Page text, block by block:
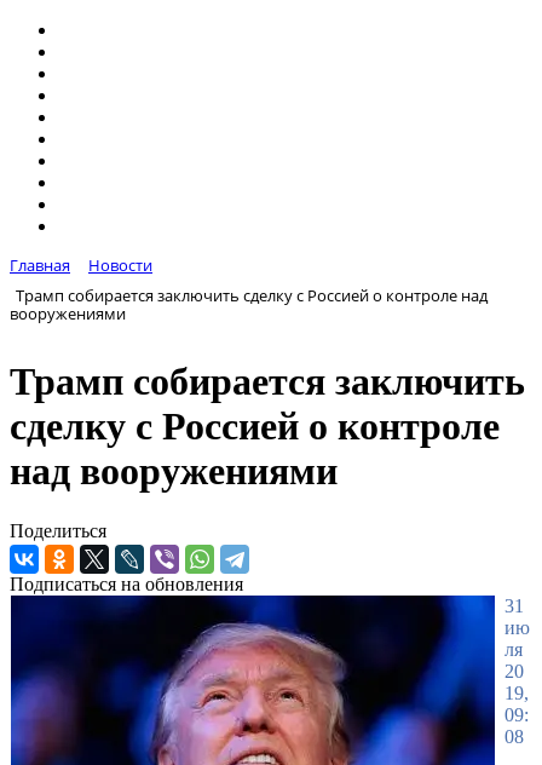
Главная
Новости
Трамп собирается заключить сделку с Россией о контроле над
вооружениями
Трамп собирается заключить
сделку с Россией о контроле
над вооружениями
Поделиться
Подписаться на обновления
31
ию
ля
20
19,
09:
08